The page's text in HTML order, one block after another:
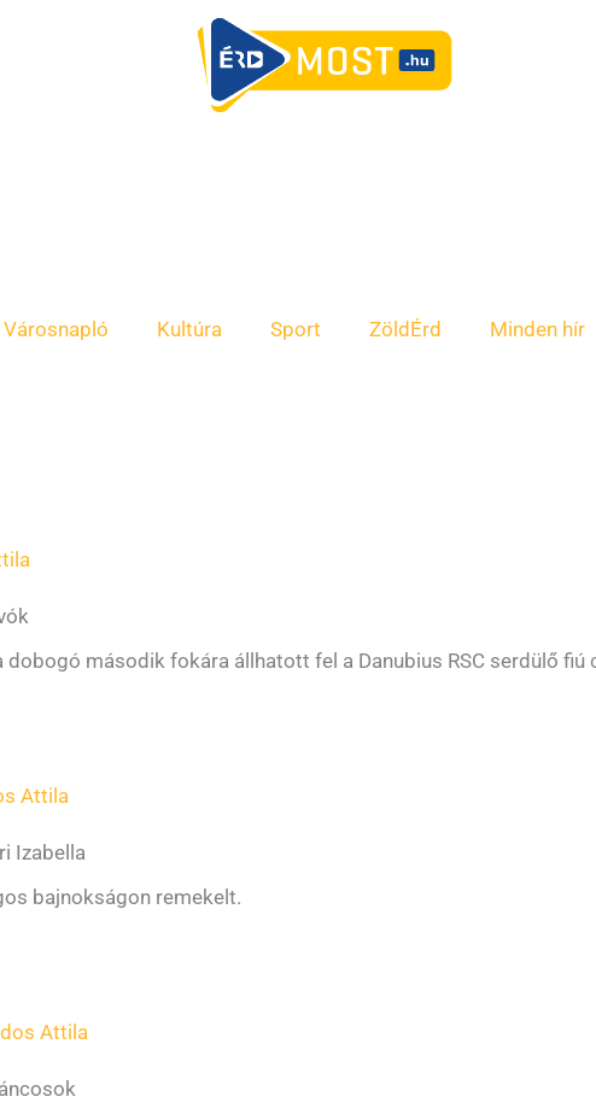
Városnapló Kultúra Sport ZöldÉrd Minden hír
második fokára állhatott fel a Danubius RSC serdülő fiú
Attila
Izabella
bajnokságon remekelt.
Attila